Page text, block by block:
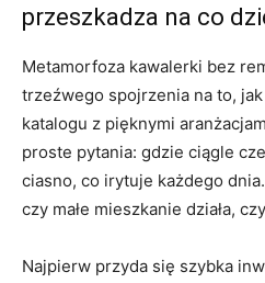
przeszkadza na co
Metamorfoza kawalerki bez
trzeźwego spojrzenia na to,
katalogu z pięknymi
proste pytania: gdzie ciągle
ciasno, co irytuje każdego
czy małe mieszkanie działa,
Najpierw przyda się szybka